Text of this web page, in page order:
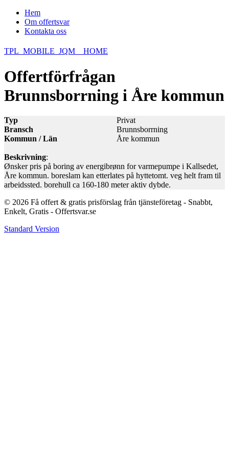
Hem
Om offertsvar
Kontakta oss
TPL_MOBILE_JQM__HOME
Offertförfrågan
Brunnsborrning i Åre kommun
Typ
Privat
Bransch
Brunnsborrning
Kommun / Län
Åre kommun
Beskrivning:
Ønsker pris på boring av energibrønn for varmepumpe i Kallsedet,
Åre kommun. boreslam kan etterlates på hyttetomt. veg helt fram til
arbeidssted. borehull ca 160-180 meter aktiv dybde.
© 2026 Få offert & gratis prisförslag från tjänsteföretag - Snabbt,
Enkelt, Gratis - Offertsvar.se
Standard Version